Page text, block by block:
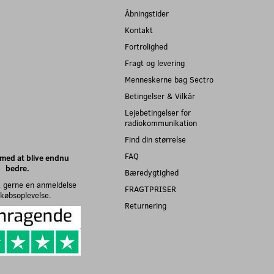
at blive endnu
bedre.
en anmeldelse
Åbningstider
Kontakt
Fortrolighed
Fragt og levering
Menneskerne bag Sectro
Betingelser & Vilkår
Lejebetingelser for
radiokommunikation
Find din størrelse
FAQ
Bæredygtighed
FRAGTPRISER
Returnering